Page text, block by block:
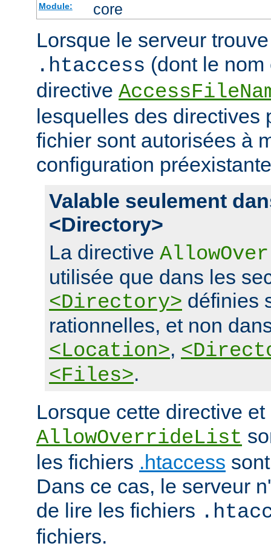
Module: core
Lorsque le serveur
.htaccess (dont le
directive
lesquelles des directives
fichier sont autorisées à
configuration
Valable seulement
<Directory>
La directive
utilisée que dans les
<Directory> définies
rationnelles, et non
<Location>,
<Files>.
Lorsque cette directive
AllowOverrideList
les fichiers .htaccess
Dans ce cas, le serveur
de lire les fichiers
fichiers.